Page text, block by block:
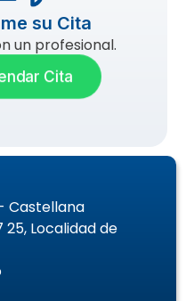
su Cita
un profesional.
Cita
Castellana
Localidad de